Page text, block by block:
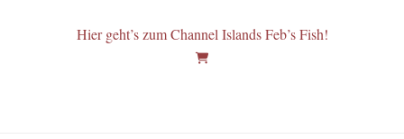
Hier geht’s zum Channel Islands Feb’s Fish!